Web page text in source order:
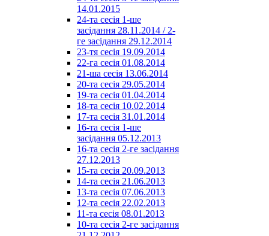
14.01.2015
24-та сесія 1-ше
засідання 28.11.2014 / 2-
ге засідання 29.12.2014
23-тя сесія 19.09.2014
22-га сесія 01.08.2014
21-ша сесія 13.06.2014
20-та сесія 29.05.2014
19-та сесія 01.04.2014
18-та сесія 10.02.2014
17-та сесія 31.01.2014
16-та сесія 1-ше
засідання 05.12.2013
16-та сесія 2-ге засідання
27.12.2013
15-та сесія 20.09.2013
14-та сесія 21.06.2013
13-та сесія 07.06.2013
12-та сесія 22.02.2013
11-та сесія 08.01.2013
10-та сесія 2-ге засідання